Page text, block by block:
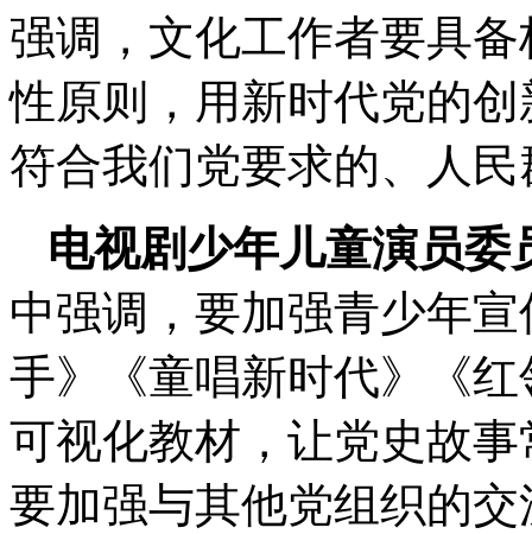
强调，文化工作者要具
性原则，用新时代党的
符合我们党要求的、人
电视剧少年儿童演员
中强调，要加强青少年
手》《童唱新时代》《
可视化教材，让党史故
要加强与其他党组织的